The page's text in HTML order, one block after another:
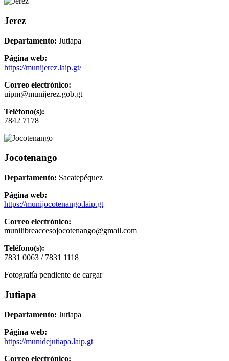
Jerez
Departamento: Jutiapa
Página web:
https://munijerez.laip.gt/
Correo electrónico:
uipm@munijerez.gob.gt
Teléfono(s):
7842 7178
Jocotenango
Departamento: Sacatepéquez
Página web:
https://munijocotenango.laip.gt
Correo electrónico:
munilibreaccesojocotenango@gmail.com
Teléfono(s):
7831 0063 / 7831 1118
Fotografía pendiente de cargar
Jutiapa
Departamento: Jutiapa
Página web:
https://munidejutiapa.laip.gt
Correo electrónico: